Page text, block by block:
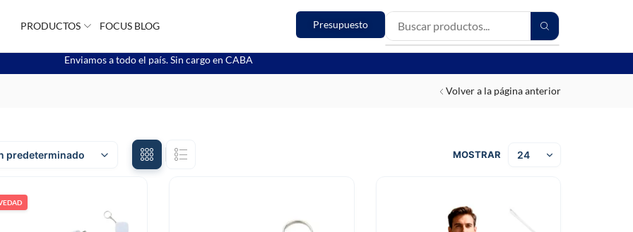
PRODUCTOS FOCUS BLOG Presupuesto
Enviamos a todo el país. Sin cargo en CABA
Volver a la página anterior
MOSTRAR